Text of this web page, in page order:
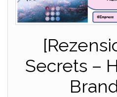
Secrets –